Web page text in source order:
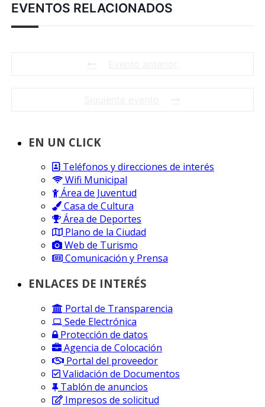
EVENTOS RELACIONADOS
EN UN CLICK
Teléfonos y direcciones de interés
Wifi Municipal
Área de Juventud
Casa de Cultura
Área de Deportes
Plano de la Ciudad
Web de Turismo
Comunicación y Prensa
ENLACES DE INTERÉS
Portal de Transparencia
Sede Electrónica
Protección de datos
Agencia de Colocación
Portal del proveedor
Validación de Documentos
Tablón de anuncios
Impresos de solicitud